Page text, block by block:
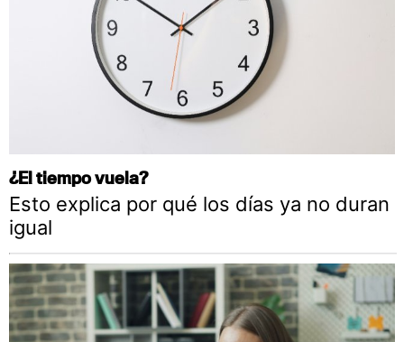
¿El tiempo vuela?
Esto explica por qué los días ya no duran
igual